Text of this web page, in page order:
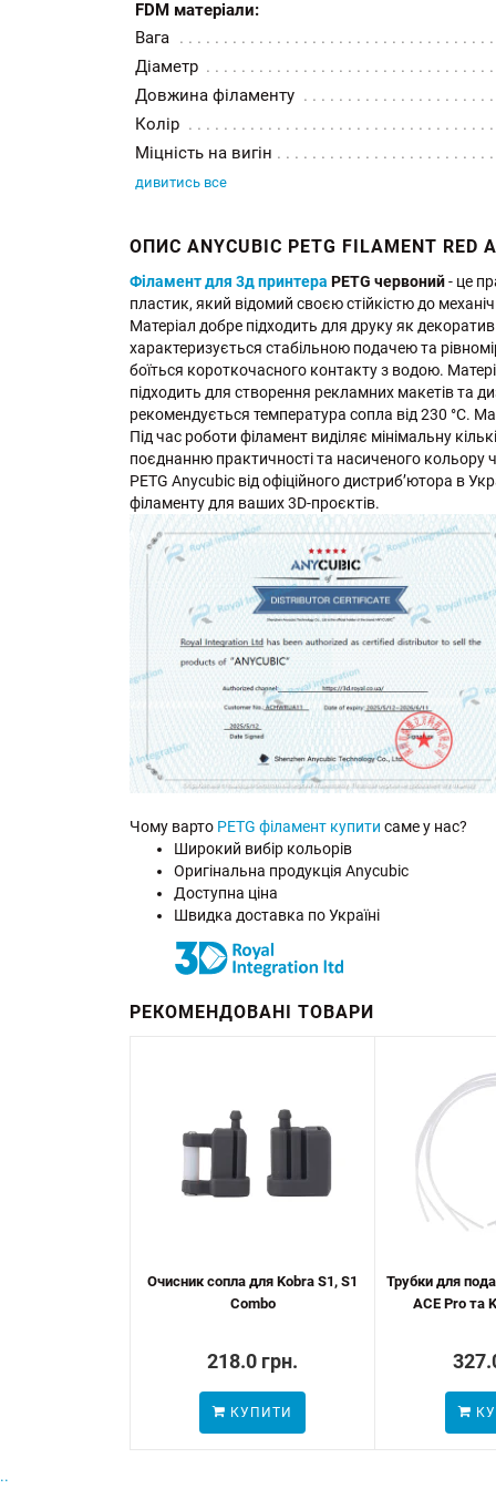
FDM матеріали:
Вага
Діаметр
Довжина філаменту
Колір
Міцність на вигін
дивитись все
ОПИС ANYCUBIC PETG FILAMENT RED
Філамент для 3д принтера PETG червоний- це
пластик, який відомий своєю стійкістю до
Матеріал добре підходить для друку як
характеризується стабільною подачею та
боїться короткочасного контакту з водою.
підходить для створення рекламних макетів та
рекомендується температура сопла від 230 °C.
Під час роботи філамент виділяє мінімальну
поєднанню практичності та насиченого кольору
PETG Anycubic від офіційного дистриб’ютора в
філаменту для ваших 3D-проєктів.
Чому варто PETG філамент купити саме у нас?
Широкий вибір кольорів
Оригінальна продукція Anycubic
Доступна ціна
Швидка доставка по Україні
РЕКОМЕНДОВАНІ ТОВАРИ
Очисник сопла для Kobra S1, S1
Combo
218.0 грн.
КУПИТИ
Трубки для
ACE Pro та
..